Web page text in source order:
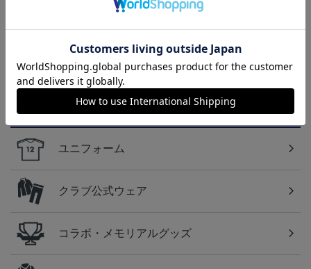
2026/27 1st レプリカユニ
フォーム 半袖
13,970円～20,020円
国際親善試合 FC東京
対 ボルシア ドルトムン
ト プリントタオルマフ
ラー
2,200円
【すぐにお届け】No.10
佐藤 恵允選手 2026/27 1s
半袖
18,920円
カテゴリから探す
ユニフォーム
クラブ公式ウェア
コラボ・メモリアルグッズ